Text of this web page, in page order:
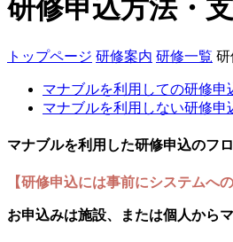
研修申込方法・
トップページ 研修案内 研修一覧 研
マナブルを利用しての研修申
マナブルを利用しない研修申
マナブルを利用した研修申込のフ
【研修申込には事前にシステムへ
お申込みは施設、または個人から